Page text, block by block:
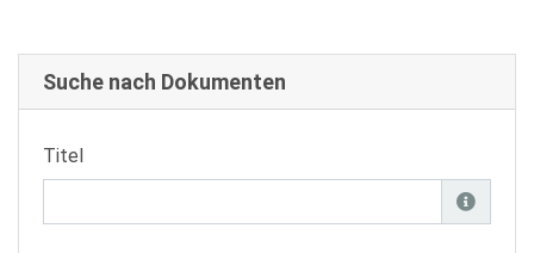
Suche nach Dokumenten
Titel